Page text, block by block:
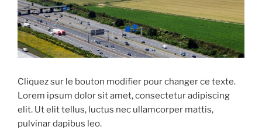
Cliquez sur le bouton modifier pour changer ce texte.
Lorem ipsum dolor sit amet, consectetur adipiscing
elit. Ut elit tellus, luctus nec ullamcorper mattis,
pulvinar dapibus leo.